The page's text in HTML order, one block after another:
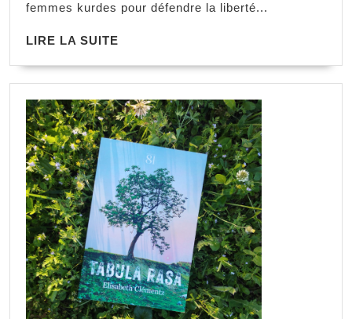
femmes kurdes pour défendre la liberté...
LIRE LA SUITE